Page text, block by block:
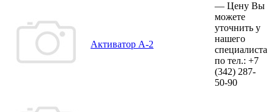
Активатор А-2
— Цену Вы
можете
уточнить у
нашего
специалиста
по тел.: +7
(342) 287-
50-90